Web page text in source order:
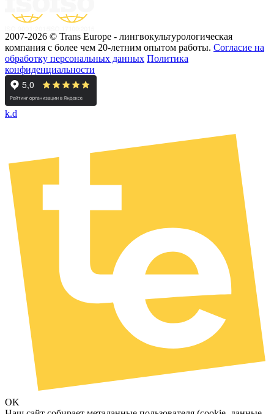
2007-2026 © Trans Europe - лингвокультурологическая
компания с более чем 20-летним опытом работы. Cогласие на
обработку персональных данных Политика
конфиденциальности
k.d
OK